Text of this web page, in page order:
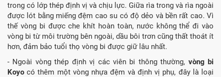
trong có lớp thép định vị và chịu lực. Giữa rìa trong và rìa ngoài
được lót bằng miếng đệm cao su có độ dẻo và bền rất cao. Vì
thế vòng bi được che khít hoàn toàn, nước không thể đi vào
vòng bi từ môi trường bên ngoài, dầu bôi trơn cũng thất thoát ít
hơn, đảm bảo tuổi thọ vòng bi được giữ lâu nhất.
- Ngoài vòng thép định vị các viên bi thông thường, vòng bi
Koyo có thêm một vòng nhựa đệm và định vị phụ, đây là loại